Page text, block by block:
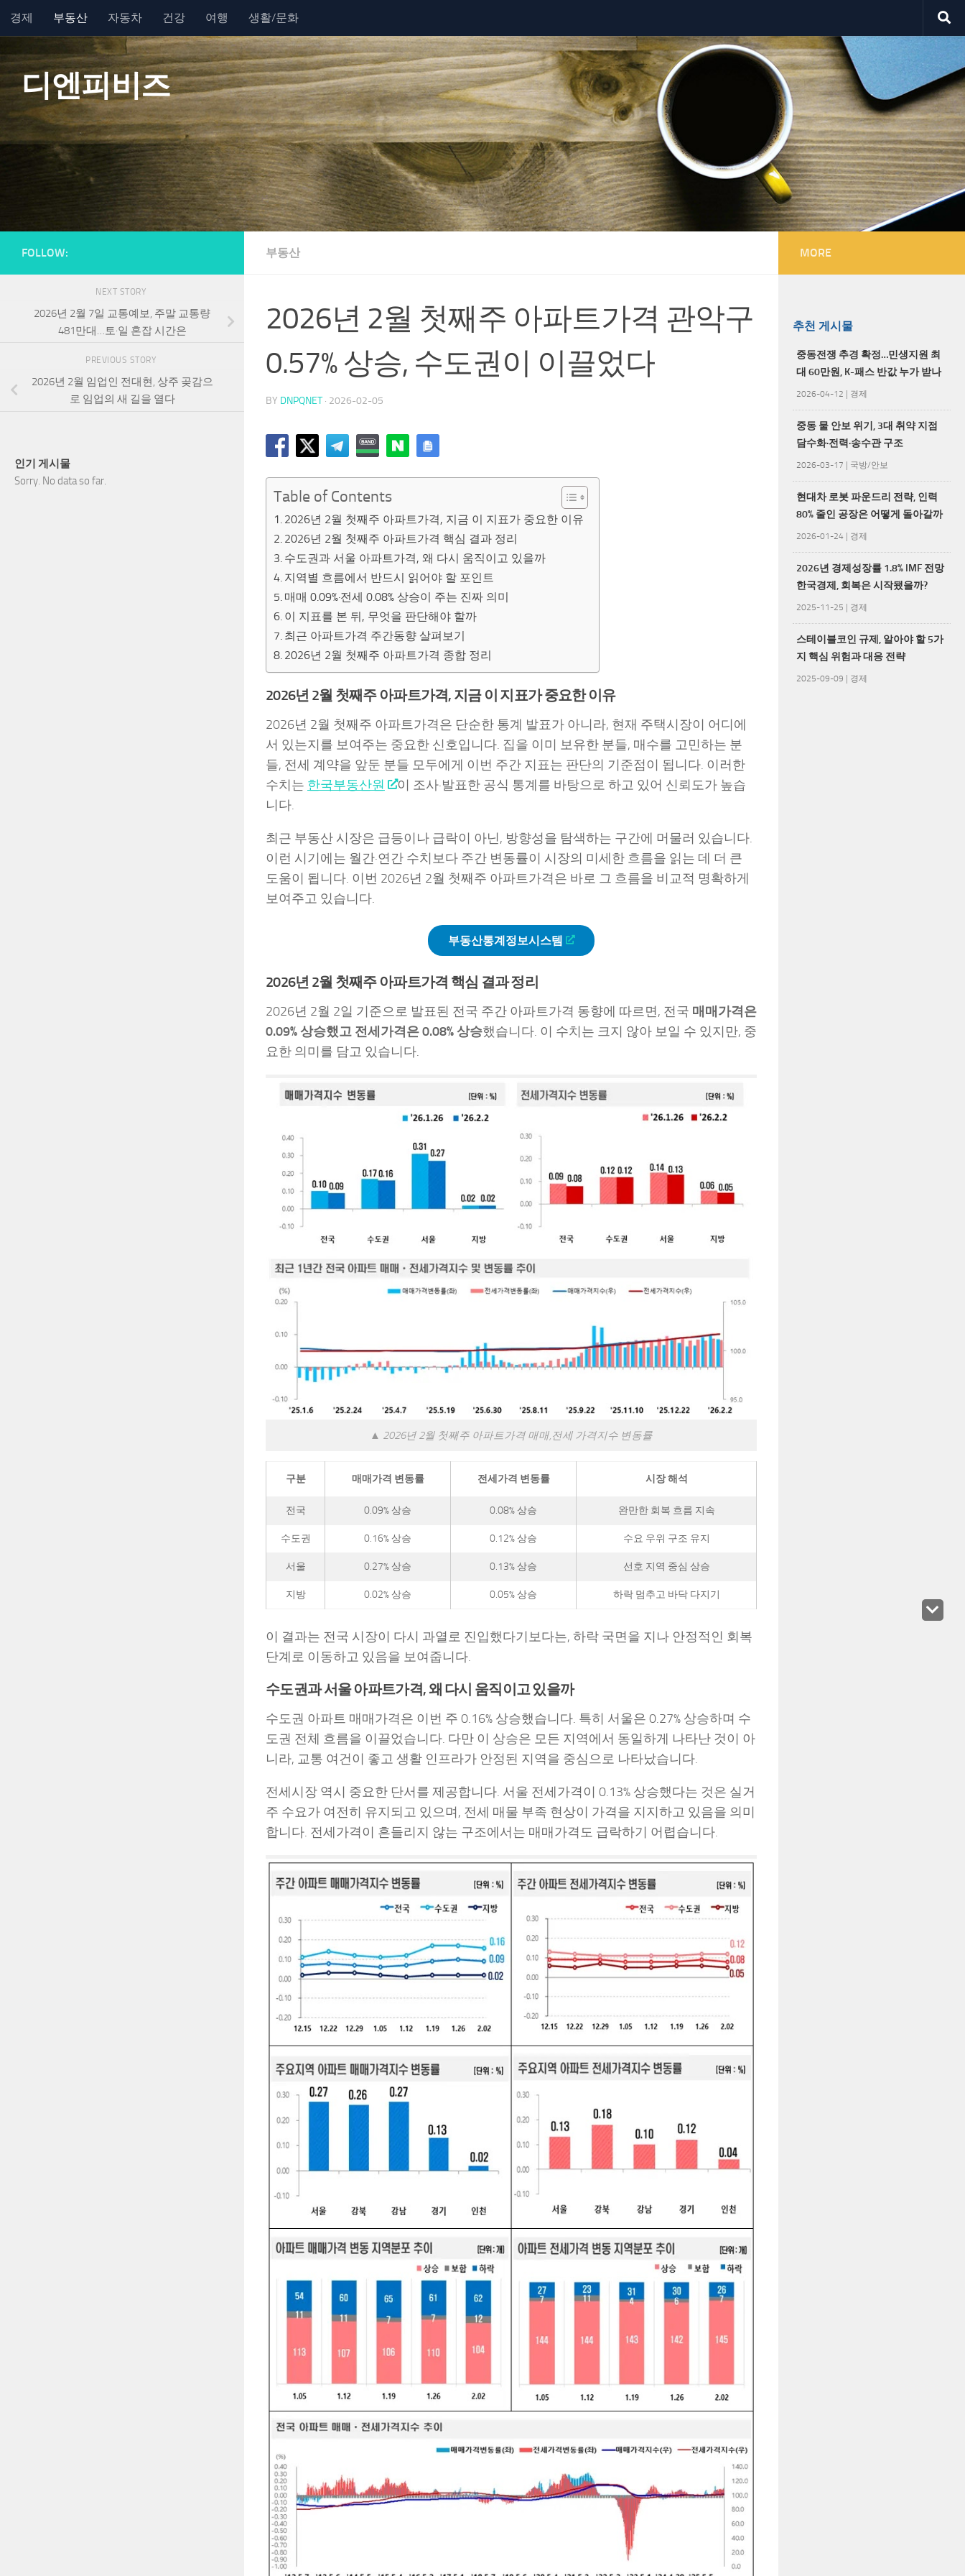
Skip to content
경제 부동산 자동차 건강 여행 생활/문화
디엔피비즈
부동산
2026년 2월 첫째주 아파트가격 관악구
0.57% 상승, 수도권이 이끌었다
BY DNPQNET · 2026-02-05
Table of Contents
2026년 2월 첫째주 아파트가격, 지금 이 지표가 중요한 이유
2026년 2월 첫째주 아파트가격 핵심 결과 정리
수도권과 서울 아파트가격, 왜 다시 움직이고 있을까
지역별 흐름에서 반드시 읽어야 할 포인트
매매 0.09%·전세 0.08% 상승이 주는 진짜 의미
이 지표를 본 뒤, 무엇을 판단해야 할까
최근 아파트가격 주간동향 살펴보기
2026년 2월 첫째주 아파트가격 종합 정리
2026년 2월 첫째주 아파트가격, 지금 이 지표가 중요한 이유
2026년 2월 첫째주 아파트가격은 단순한 통계 발표가 아니라, 현재 주택시장이 어디에
서 있는지를 보여주는 중요한 신호입니다. 집을 이미 보유한 분들, 매수를 고민하는 분
들, 전세 계약을 앞둔 분들 모두에게 이번 주간 지표는 판단의 기준점이 됩니다. 이러한
수치는 한국부동산원
이 조사·발표한 공식 통계를 바탕으로 하고 있어 신뢰도가 높습
니다.
최근 부동산 시장은 급등이나 급락이 아닌, 방향성을 탐색하는 구간에 머물러 있습니다.
이런 시기에는 월간·연간 수치보다 주간 변동률이 시장의 미세한 흐름을 읽는 데 더 큰
도움이 됩니다. 이번 2026년 2월 첫째주 아파트가격은 바로 그 흐름을 비교적 명확하게
보여주고 있습니다.
부동산통계정보시스템
2026년 2월 첫째주 아파트가격 핵심 결과 정리
2026년 2월 2일 기준으로 발표된 전국 주간 아파트가격 동향에 따르면, 전국 매매가격은
0.09% 상승했고 전세가격은 0.08% 상승했습니다. 이 수치는 크지 않아 보일 수 있지만, 중
요한 의미를 담고 있습니다.
▲ 2026년 2월 첫째주 아파트가격 매매,전세 가격지수 변동률
구분 매매가격 변동률 전세가격 변동률 시장 해석
전국 0.09% 상승 0.08% 상승 완만한 회복 흐름 지속
수도권 0.16% 상승 0.12% 상승 수요 우위 구조 유지
서울 0.27% 상승 0.13% 상승 선호 지역 중심 상승
지방 0.02% 상승 0.05% 상승 하락 멈추고 바닥 다지기
이 결과는 전국 시장이 다시 과열로 진입했다기보다는, 하락 국면을 지나 안정적인 회복
단계로 이동하고 있음을 보여줍니다.
수도권과 서울 아파트가격, 왜 다시 움직이고 있을까
수도권 아파트 매매가격은 이번 주 0.16% 상승했습니다. 특히 서울은 0.27% 상승하며 수
도권 전체 흐름을 이끌었습니다. 다만 이 상승은 모든 지역에서 동일하게 나타난 것이 아
니라, 교통 여건이 좋고 생활 인프라가 안정된 지역을 중심으로 나타났습니다.
전세시장 역시 중요한 단서를 제공합니다. 서울 전세가격이 0.13% 상승했다는 것은 실거
주 수요가 여전히 유지되고 있으며, 전세 매물 부족 현상이 가격을 지지하고 있음을 의미
합니다. 전세가격이 흔들리지 않는 구조에서는 매매가격도 급락하기 어렵습니다.
FOLLOW:
NEXT STORY
2026년 2월 7일 교통예보, 주말 교통량
481만대…토·일 혼잡 시간은
PREVIOUS STORY
2026년 2월 임업인 전대현, 상주 곶감으
로 임업의 새 길을 열다
인기 게시물
Sorry. No data so far.
MORE
추천 게시물
중동전쟁 추경 확정…민생지원 최
대 60만원, K-패스 반값 누가 받나
2026-04-12 | 경제
중동 물 안보 위기, 3대 취약 지점
담수화·전력·송수관 구조
2026-03-17 | 국방/안보
현대차 로봇 파운드리 전략, 인력
80% 줄인 공장은 어떻게 돌아갈까
2026-01-24 | 경제
2026년 경제성장률 1.8% IMF 전망
한국경제, 회복은 시작됐을까?
2025-11-25 | 경제
스테이블코인 규제, 알아야 할 5가
지 핵심 위험과 대응 전략
2025-09-09 | 경제